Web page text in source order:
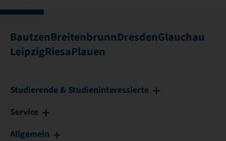
BautzenBreitenbrunnDresdenGlauchau
LeipzigRiesaPlauen
Studierende & Studieninteressierte
Service
Allgemein